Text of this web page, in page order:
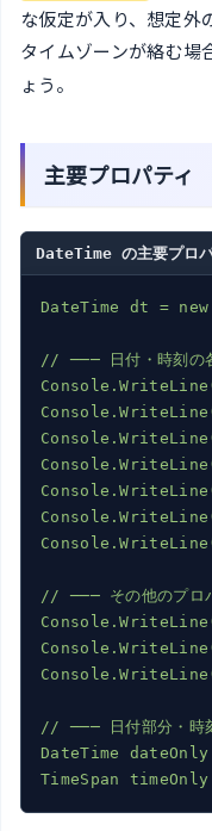
な仮定が入り、想定外
タイムゾーンが絡む場
ょう。
主要プロパティ
DateTime の主要プロ
DateTime dt = new
// ─── 日付・時刻の
// ─── その他のプロ
// ─── 日付部分・時
DateTime
dateOnly
TimeSpan
timeOnly